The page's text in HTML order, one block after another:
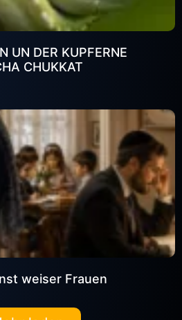
UN DER KUPFERNE
CHUKKAT
weiser Frauen